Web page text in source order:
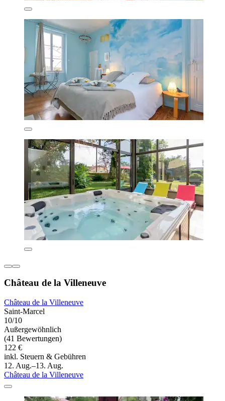
Château de la Villeneuve
Château de la Villeneuve
Saint-Marcel
10/10
Außergewöhnlich
(41 Bewertungen)
122 €
inkl. Steuern & Gebühren
12. Aug.–13. Aug.
Château de la Villeneuve